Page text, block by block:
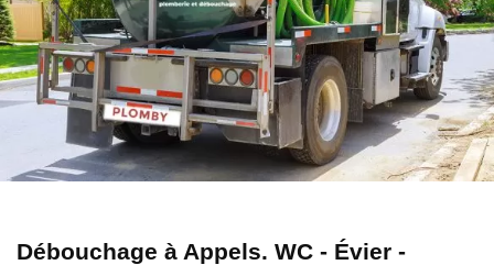
Débouchage à Appels. WC - Évier -